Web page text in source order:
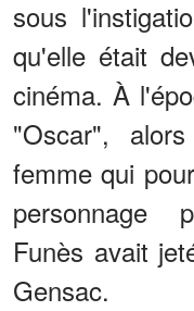
sous
qu'elle était
cinéma. À
"Oscar",
femme qui
personnage
Funès avait
Gensac.